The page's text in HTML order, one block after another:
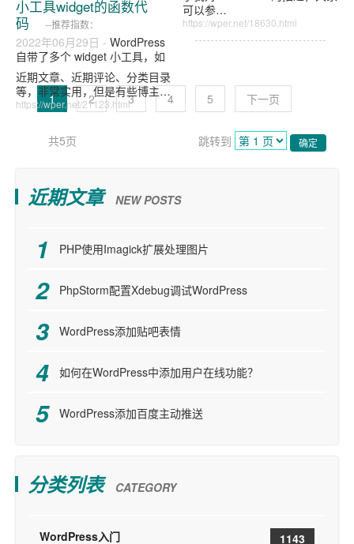
小工具widget的函数代
码
--推荐指数：
2022年06月29日 - WordPress
自带了多个 widget 小工具，如
可以参…
https://wper.net/18630.html
1 2 3 4 5 下一页
共5页 跳转到 确定
近期文章 NEW POSTS
PHP使用Imagick扩展处理图片
PhpStorm配置Xdebug调试WordPress
WordPress添加贴吧表情
如何在WordPress中添加用户在线功能？
WordPress添加百度主动推送
分类列表 CATEGORY
WordPress入门 1143